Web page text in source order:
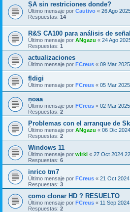
SA sin restriciones donde?
Último mensaje por Cautivo « 26 Ago
Respuestas: 14
R&S CA100 para análisis de
Último mensaje por ANgazu « 24 Ago
Respuestas: 1
actualizaciones
Último mensaje por FCreus « 09 Mar
fldigi
Último mensaje por FCreus « 05 Mar
noaa
Último mensaje por FCreus « 02 Mar
Respuestas: 2
Problemas con el arranque de
Último mensaje por ANgazu « 06 Dic
Respuestas: 2
Windows 11
Último mensaje por wirki « 27 Oct 2024
Respuestas: 6
inrico tm7
Último mensaje por FCreus « 21 Oct
Respuestas: 3
como clonar HD ? RESUELTO
Último mensaje por FCreus « 11 Sep
Respuestas: 2